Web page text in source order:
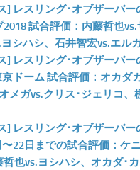
] レスリング･オブザーバー
試合評価：内藤哲也
ヨシハシ、石井智宏vs.エル
] レスリング･オブザーバー
ドーム 試合評価：オカダ
メガvs.クリス･ジェリコ、
] レスリング･オブザーバー
〜22日までの試合評価：ケ
也vs.ヨシハシ、オカダ･